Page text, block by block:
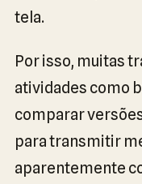
tela.
Por isso, muitas
atividades como
comparar
para transmitir
aparentemente